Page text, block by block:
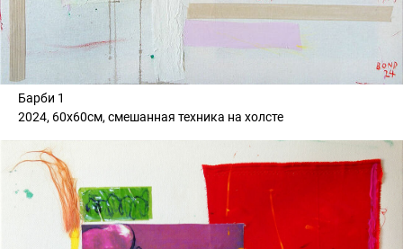
Барби 1
2024, 60х60см, смешанная техника на холсте